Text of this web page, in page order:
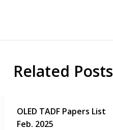
Related Posts
OLED TADF Papers List
Feb. 2025